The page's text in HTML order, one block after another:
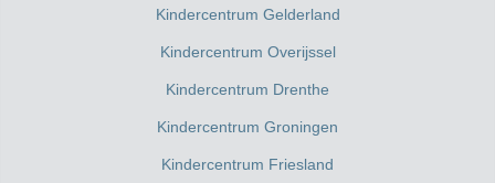
Kindercentrum Gelderland
Kindercentrum Overijssel
Kindercentrum Drenthe
Kindercentrum Groningen
Kindercentrum Friesland